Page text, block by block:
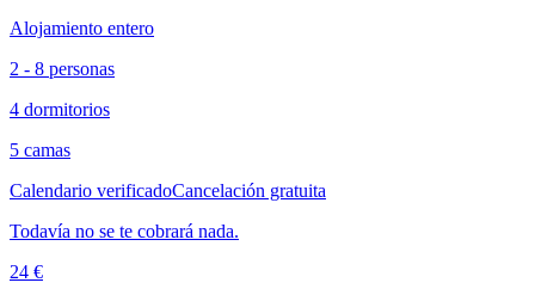
Alojamiento entero
2 - 8 personas
4 dormitorios
5 camas
Calendario verificadoCancelación gratuita
Todavía no se te cobrará nada.
24 €